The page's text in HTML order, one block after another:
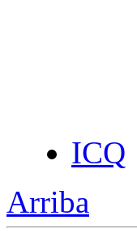
ICQ
Arriba